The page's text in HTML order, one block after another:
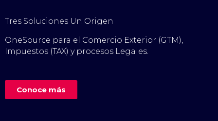
Tres Soluciones Un Origen
OneSource para el Comercio Exterior (GTM),
Impuestos (TAX) y procesos Legales.
Conoce más